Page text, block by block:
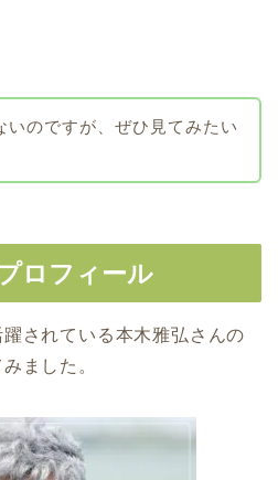
いのですが、ぜひ見てみたい
ロフィール
されている本木雅弘さんの
ました。